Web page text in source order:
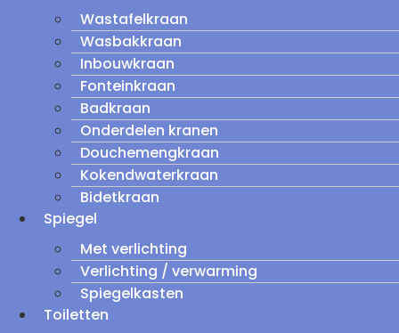
Wastafelkraan
Wasbakkraan
Inbouwkraan
Fonteinkraan
Badkraan
Onderdelen kranen
Douchemengkraan
Kokendwaterkraan
Bidetkraan
Spiegel
Met verlichting
Verlichting / verwarming
Spiegelkasten
Toiletten